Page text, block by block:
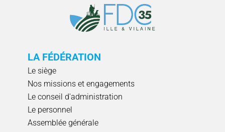
LA FÉDÉRATION
Le siège
Nos missions et engagements
Le conseil d'administration
Le personnel
Assemblée générale